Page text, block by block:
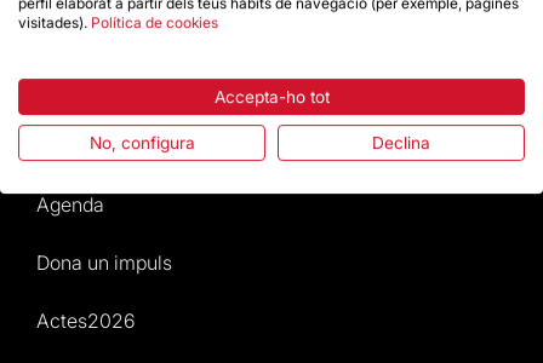
Atenció al Visitant
Normativa i condicions de compra
Notícies i Actualitat
Agenda
Dona un impuls
Actes2026
visitades). Política de cookies
Accepta-ho tot
No, configura Declina